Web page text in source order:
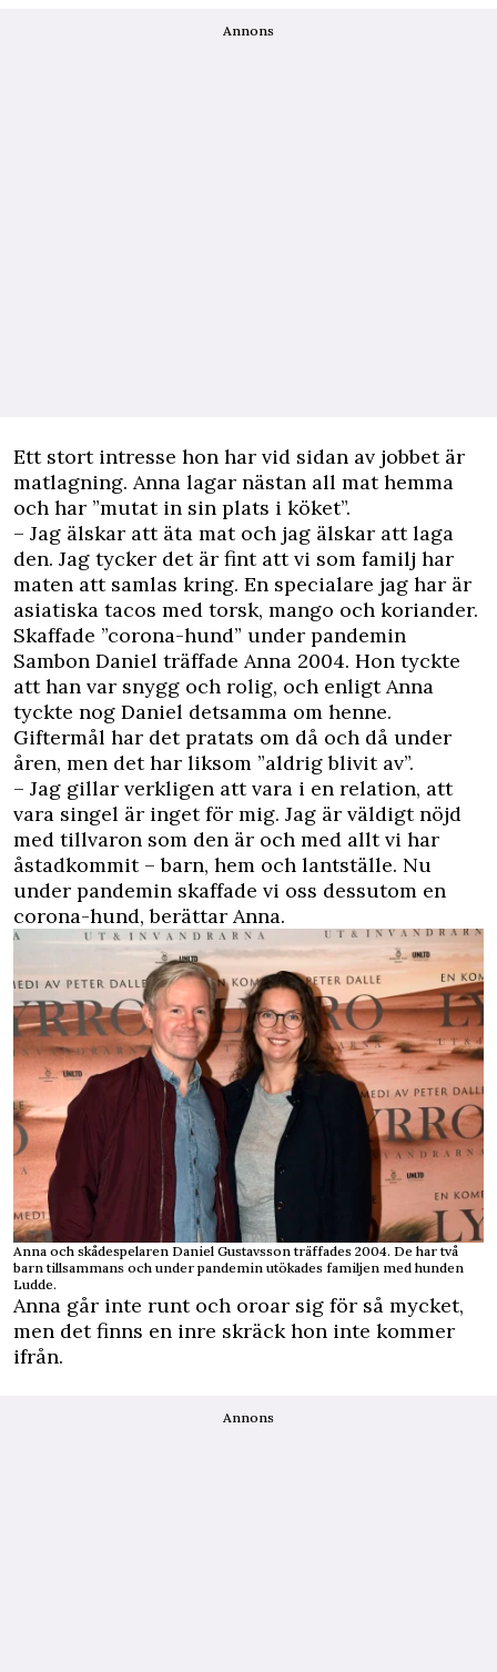
Annons
Ett stort intresse hon har vid sidan av jobbet är
matlagning. Anna lagar nästan all mat hemma
och har ”mutat in sin plats i köket”.
– Jag älskar att äta mat och jag älskar att laga
den. Jag tycker det är fint att vi som familj har
maten att samlas kring. En specialare jag har är
asiatiska tacos med torsk, mango och koriander.
Skaffade ”corona-hund” under pandemin
Sambon Daniel träffade Anna 2004. Hon tyckte
att han var snygg och rolig, och enligt Anna
tyckte nog Daniel detsamma om henne.
Giftermål har det pratats om då och då under
åren, men det har liksom ”aldrig blivit av”.
– Jag gillar verkligen att vara i en relation, att
vara singel är inget för mig. Jag är väldigt nöjd
med tillvaron som den är och med allt vi har
åstadkommit – barn, hem och lantställe. Nu
under pandemin skaffade vi oss dessutom en
corona-hund, berättar Anna.
Anna och skådespelaren Daniel Gustavsson träffades 2004. De har två
barn tillsammans och under pandemin utökades familjen med hunden
Ludde.
Anna går inte runt och oroar sig för så mycket,
men det finns en inre skräck hon inte kommer
ifrån.
Annons